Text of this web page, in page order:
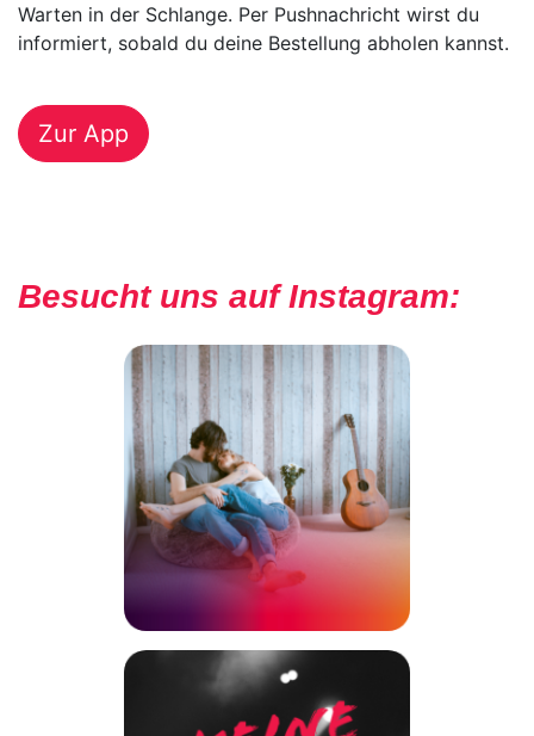
Warten in der Schlange. Per Pushnachricht wirst du
informiert, sobald du deine Bestellung abholen kannst.
Zur App
Besucht uns auf Instagram: